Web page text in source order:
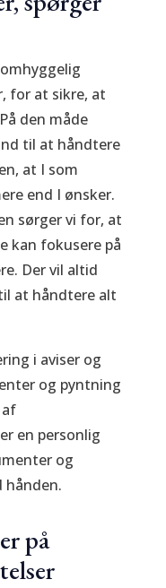
for at sikre, at
den måde
til at håndtere
at I som
end I ønsker.
sørger vi for, at
kan fokusere på
Der vil altid
at håndtere alt
i aviser og
og pyntning
en personlig
og
hånden.
på